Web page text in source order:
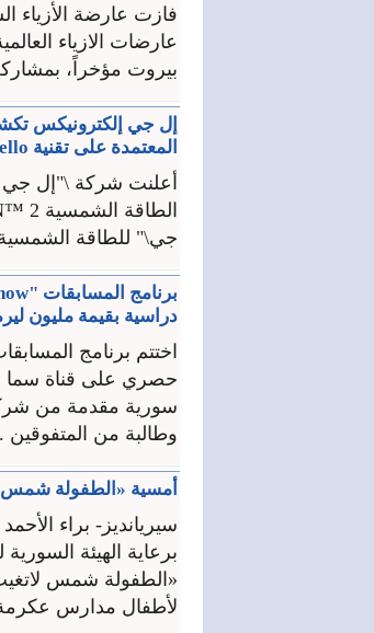
فازت عارضة الأزياء
عارضات الازياء
بيروت مؤخراً، بمشاركة 40 عارضة
المعتمدة على تقنية Cello المبتكرة
أعلنت شركة \"إل جي
جي\" للطاقة
دراسية بقيمة مليون
حصري على قناة سما
سورية مقدمة من
وطالبة من المتفوقين
أمسية «الطفولة شمس
سيريانديز- براء الأحمد
برعاية الهيئة
«الطفولة شمس
لأطفال مدارس